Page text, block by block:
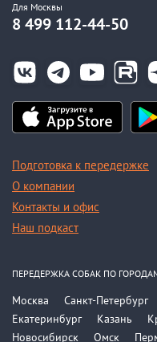
Для Москвы
8 499 112-44-50
Подготовка к передержке
О компании
Контакты и офис
Наш подкаст
ПЕРЕДЕРЖКА СОБАК ПО
Москва Санкт-Петербург
Екатеринбург
Казань
Новосибирск
Омск